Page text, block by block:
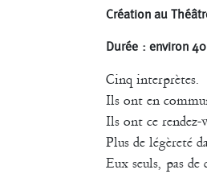
Création au
Durée : environ
Cinq interprètes.
Ils ont en
Ils ont ce rendez-
Plus de légèreté
Eux seuls, pas